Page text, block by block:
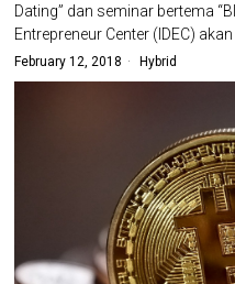
Dating” dan seminar bertema
Entrepreneur Center (IDEC)
February 12, 2018 Hybrid